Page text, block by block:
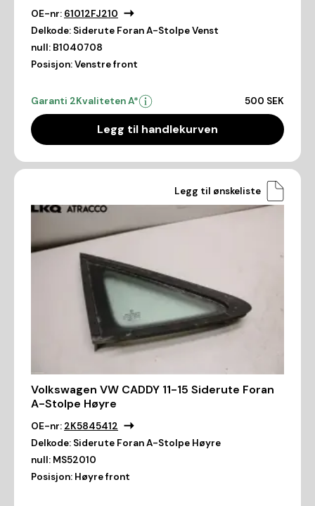
OE-nr: 61012FJ210
Delkode: Siderute Foran A-Stolpe Venst
null: B1040708
Posisjon:Venstre front
Garanti 2Kvaliteten A* 500 SEK
Legg til handlekurven
Legg til ønskeliste
Volkswagen VW CADDY 11-15 Siderute Foran
A-Stolpe Høyre
OE-nr: 2K5845412
Delkode: Siderute Foran A-Stolpe Høyre
null: MS52010
Posisjon: Høyre front